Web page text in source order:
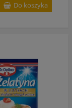
Do koszyka